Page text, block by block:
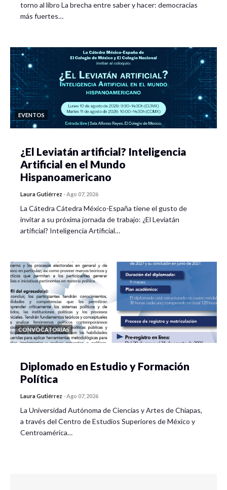
torno al libro La brecha entre saber y hacer: democracias
más fuertes…
EVENTOS
¿El Leviatán artificial? Inteligencia
Artificial en el Mundo
Hispanoamericano
Laura Gutiérrez -Ago 07, 2026
La Cátedra Cátedra México-España tiene el gusto de
invitar a su próxima jornada de trabajo: ¿El Leviatán
artificial? Inteligencia Artificial…
CONVOCATORIAS
Diplomado en Estudio y Formación
Política
Laura Gutiérrez -Ago 07, 2026
La Universidad Autónoma de Ciencias y Artes de Chiapas,
a través del Centro de Estudios Superiores de México y
Centroamérica…